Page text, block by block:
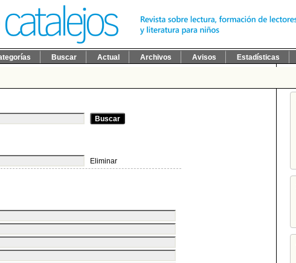
Buscar Actual Archivos Avisos Estadísticas
Eliminar